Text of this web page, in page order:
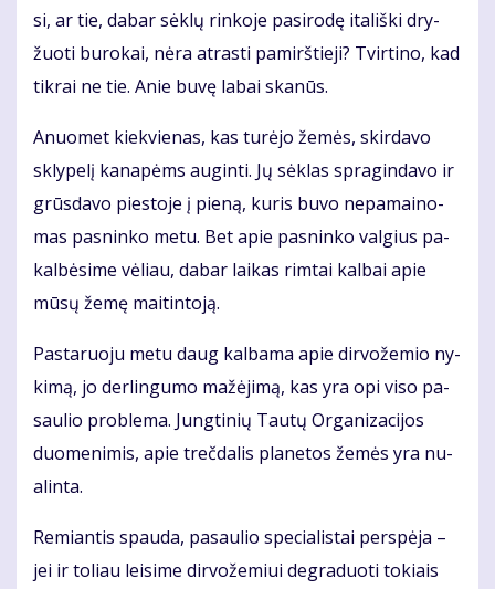
si, ar tie, da­bar sėk­lų rin­ko­je pa­si­ro­dę ita­liš­ki dry­
žuo­ti bu­ro­kai, nė­ra at­ras­ti pa­mirš­tie­ji? Tvir­ti­no, kad
tik­rai ne tie. Anie bu­vę la­bai ska­nūs.
Anuo­met kiek­vie­nas, kas tu­rė­jo že­mės, skir­da­vo
skly­pe­lį ka­na­pėms au­gin­ti. Jų sėk­las spra­gin­da­vo ir
grūs­da­vo pies­to­je į pie­ną, ku­ris bu­vo ne­pa­mai­no­
mas pas­nin­ko me­tu. Bet apie pas­nin­ko val­gius pa­
kal­bė­si­me vė­liau, da­bar lai­kas rim­tai kal­bai apie
mū­sų že­mę mai­tin­to­ją.
Pas­ta­ruo­ju me­tu daug kal­ba­ma apie dir­vo­že­mio ny­
ki­mą, jo der­lin­gu­mo ma­žė­ji­mą, kas yra opi vi­so pa­
sau­lio pro­ble­ma. Jung­ti­nių Tau­tų Or­ga­ni­za­ci­jos
duo­me­ni­mis, apie treč­da­lis pla­ne­tos že­mės yra nu­
a­lin­ta.
Re­mian­tis spau­da, pa­sau­lio spe­cia­lis­tai per­spė­ja –
jei ir to­liau lei­si­me dir­vo­že­miui de­gra­duo­ti to­kiais